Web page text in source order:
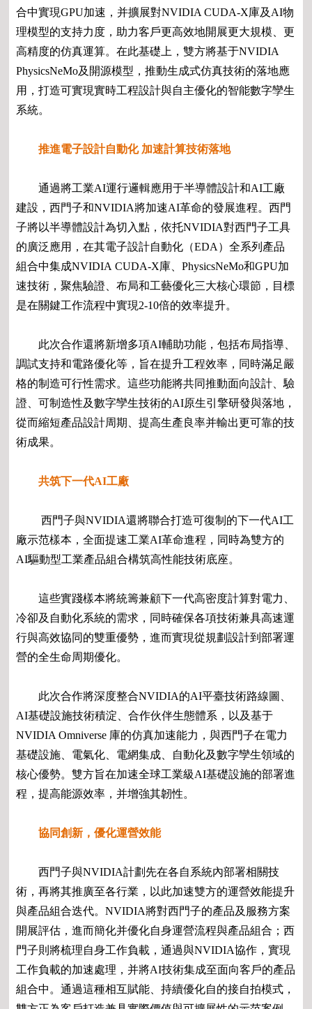
合中實現GPU加速，并擴展對NVIDIA CUDA-X庫及AI物
理模型的支持力度，助力客戶更高效地開展更大規模、更
高精度的仿真運算。在此基礎上，雙方將基于NVIDIA
PhysicsNeMo及開源模型，推動生成式仿真技術的落地應
用，打造可實現實時工程設計與自主優化的智能數字孿生
系統。
推進電子設計自動化 加速計算技術落地
通過將工業AI運行邏輯應用于半導體設計和AI工廠
建設，西門子和NVIDIA將加速AI革命的發展進程。西門
子將以半導體設計為切入點，依托NVIDIA對西門子工具
的廣泛應用，在其電子設計自動化（EDA）全系列產品
組合中集成NVIDIA CUDA-X庫、PhysicsNeMo和GPU加
速技術，聚焦驗證、布局和工藝優化三大核心環節，目標
是在關鍵工作流程中實現2-10倍的效率提升。
此次合作還將新增多項AI輔助功能，包括布局指導、
調試支持和電路優化等，旨在提升工程效率，同時滿足嚴
格的制造可行性需求。這些功能將共同推動面向設計、驗
證、可制造性及數字孿生技術的AI原生引擎研發與落地，
從而縮短產品設計周期、提高生產良率并輸出更可靠的技
術成果。
共筑下一代AI工廠
西門子與NVIDIA還將聯合打造可復制的下一代AI工
廠示范樣本，全面提速工業AI革命進程，同時為雙方的
AI驅動型工業產品組合構筑高性能技術底座。
這些實踐樣本將統籌兼顧下一代高密度計算對電力、
冷卻及自動化系統的需求，同時確保各項技術兼具高速運
行與高效協同的雙重優勢，進而實現從規劃設計到部署運
營的全生命周期優化。
此次合作將深度整合NVIDIA的AI平臺技術路線圖、
AI基礎設施技術積淀、合作伙伴生態體系，以及基于
NVIDIA Omniverse 庫的仿真加速能力，與西門子在電力
基礎設施、電氣化、電網集成、自動化及數字孿生領域的
核心優勢。雙方旨在加速全球工業級AI基礎設施的部署進
程，提高能源效率，并增強其韌性。
協同創新，優化運營效能
西門子與NVIDIA計劃先在各自系統內部署相關技
術，再將其推廣至各行業，以此加速雙方的運營效能提升
與產品組合迭代。NVIDIA將對西門子的產品及服務方案
開展評估，進而簡化并優化自身運營流程與產品組合；西
門子則將梳理自身工作負載，通過與NVIDIA協作，實現
工作負載的加速處理，并將AI技術集成至面向客戶的產品
組合中。通過這種相互賦能、持續優化自的接自拍模式，